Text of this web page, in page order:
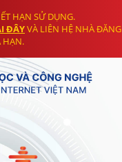
HẠN SỬ DỤNG.
ĐÂYVÀ LIÊN HỆ NHÀ ĐĂNG
HẠN.